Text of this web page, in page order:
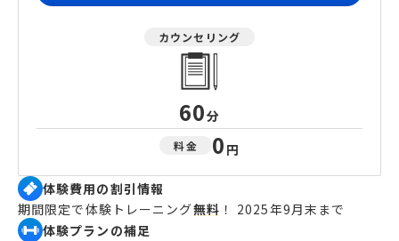
カウンセリング
60分
料金 0 円
体験費用の割引情報
期間限定で体験トレーニング無料 ！ 2025年9月末まで
体験プランの補足